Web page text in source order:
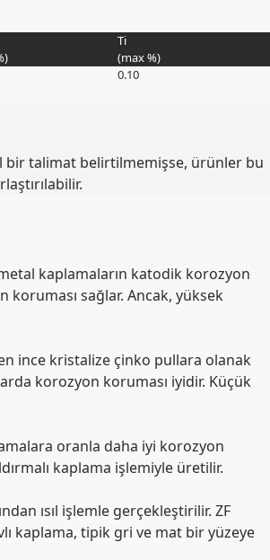
)
Ti
(max%)
0.10
bir talimat belirtilmemişse, ürünler bu
kaplamaların katodik korozyon
koruması sağlar. Ancak, yüksek
ince kristalize çinko pullara olanak
korozyon koruması iyidir. Küçük
oranla daha iyi korozyon
kaplama işlemiyle üretilir.
ısıl işlemle gerçekleştirilir. ZF
kaplama, tipik gri ve mat bir yüzeye